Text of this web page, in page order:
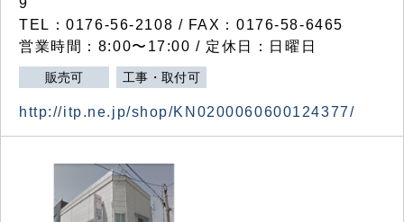
9
TEL：0176-56-2108 / FAX：0176-58-6465
営業時間：8:00〜17:00 / 定休日：日曜日
販売可 工事・取付可
http://itp.ne.jp/shop/KN0200060600124377/